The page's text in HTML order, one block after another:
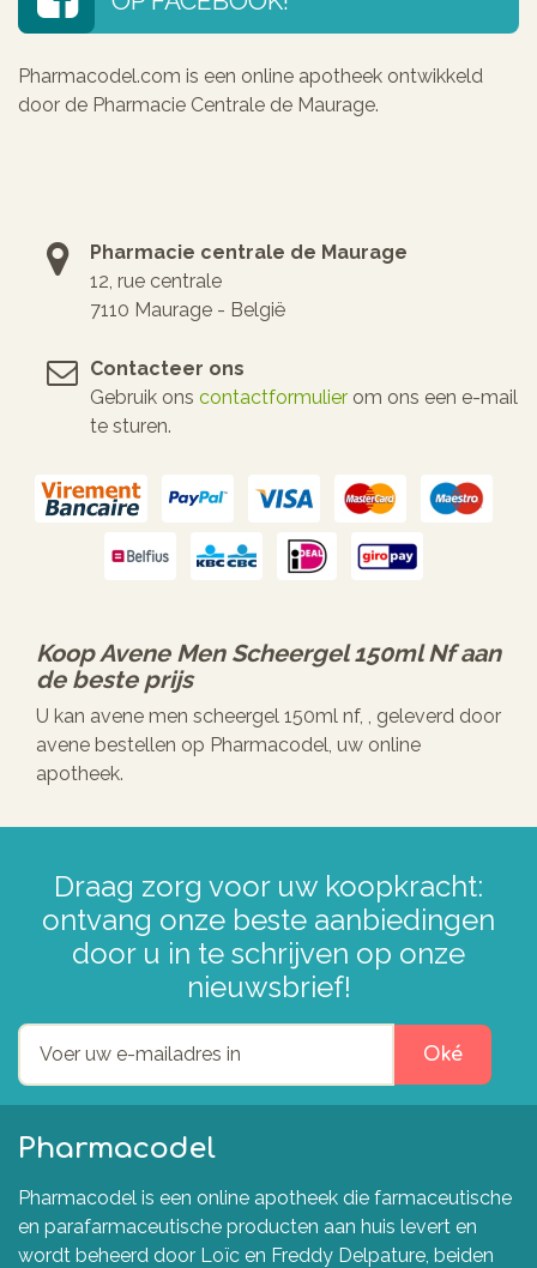
Pharmacodel.com is een online apotheek ontwikkeld
door de Pharmacie Centrale de Maurage.
Pharmacie centrale de Maurage
12, rue centrale
7110 Maurage - België
Contacteer ons
Gebruik ons contactformulier om ons een e-mail
te sturen.
KoopAvene Men Scheergel 150ml Nfaan
de beste prijs
U kan avene men scheergel 150ml nf, , geleverd door
avene bestellen op Pharmacodel, uw online
apotheek.
Draag zorg voor uw koopkracht:
ontvang onze beste aanbiedingen
door u in te schrijven op onze
nieuwsbrief!
Oké
Pharmacodel
Pharmacodel is een online apotheek die farmaceutische
en parafarmaceutische producten aan huis levert en
wordt beheerd door Loïc en Freddy Delpature, beiden